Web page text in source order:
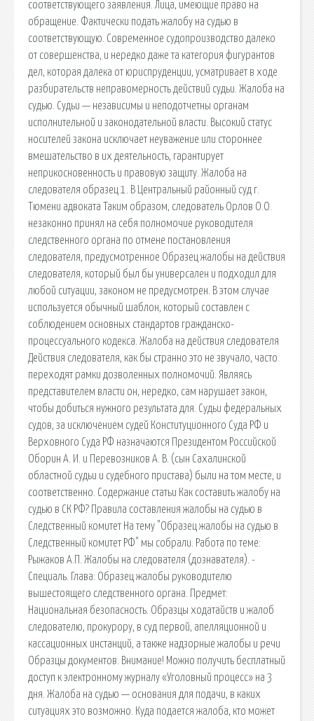
соответствующего заявления. Лица, имеющие право на
обращение. Фактически подать жалобу на судью в
соответствующую. Современное судопроизводство далеко
от совершенства, и нередко даже та категория фигурантов
дел, которая далека от юриспруденции, усматривает в ходе
разбирательств неправомерность действий судьи. Жалоба на
судью. Судьи — независимы и неподотчетны органам
исполнительной и законодательной власти. Высокий статус
носителей закона исключает неуважение или стороннее
вмешательство в их деятельность, гарантирует
неприкосновенность и правовую защиту. Жалоба на
следователя образец 1. В Центральный районный суд г.
Тюмени адвоката Таким образом, следователь Орлов О.О.
незаконно принял на себя полномочие руководителя
следственного органа по отмене постановления
следователя, предусмотренное Образец жалобы на действия
следователя, который был бы универсален и подходил для
любой ситуации, законом не предусмотрен. В этом случае
используется обычный шаблон, который составлен с
соблюдением основных стандартов гражданско-
процессуального кодекса. Жалоба на действия следователя
Действия следователя, как бы странно это не звучало, часто
переходят рамки дозволенных полномочий. Являясь
представителем власти он, нередко, сам нарушает закон,
чтобы добиться нужного результата для. Судьи федеральных
судов, за исключением судей Конституционного Суда РФ и
Верховного Суда РФ назначаются Президентом Российской
Оборин А. И. и Перевозников А. В. (сын Сахалинской
областной судьи и судебного пристава) были на том месте, и
соответственно. Содержание статьи Как составить жалобу на
судью в СК РФ? Правила составления жалобы на судью в
Следственный комитет На тему "Образец жалобы на судью в
Следственный комитет РФ" мы собрали. Работа по теме:
Рыжаков А.П. Жалобы на следователя (дознавателя). -
Специаль. Глава: Образец жалобы руководителю
вышестоящего следственного органа. Предмет:
Национальная безопасность. Образцы ходатайств и жалоб
следователю, прокурору, в суд первой, апелляционной и
кассационных инстанций, а также надзорные жалобы и речи
Образцы документов. Внимание! Можно получить бесплатный
доступ к электронному журналу «Уголовный процесс» на 3
дня. Жалоба на судью — основания для подачи, в каких
ситуациях это возможно. Куда подается жалоба, кто может